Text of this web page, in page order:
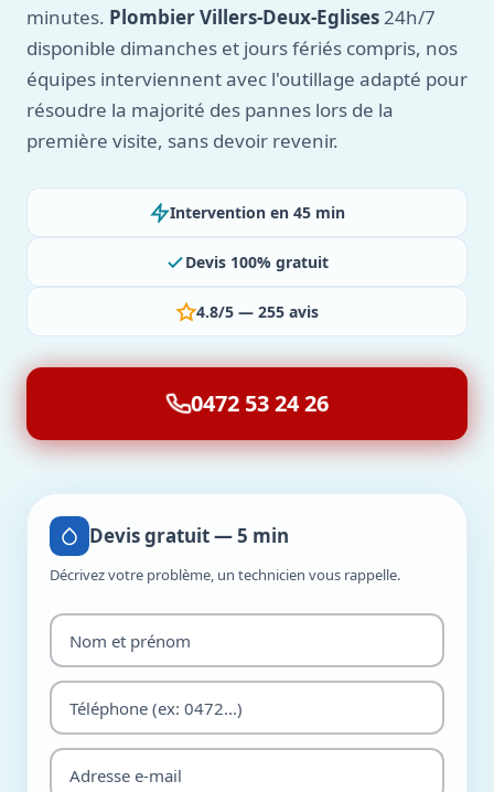
minutes. Plombier Villers-Deux-Eglises24h/7
disponible dimanches et jours fériés compris, nos
équipes interviennent avec l'outillage adapté pour
résoudre la majorité des pannes lors de la
première visite, sans devoir revenir.
Intervention en 45 min
Devis 100% gratuit
4.8/5 — 255 avis
0472 53 24 26
Devis gratuit — 5 min
Décrivez votre problème, un technicien vous rappelle.